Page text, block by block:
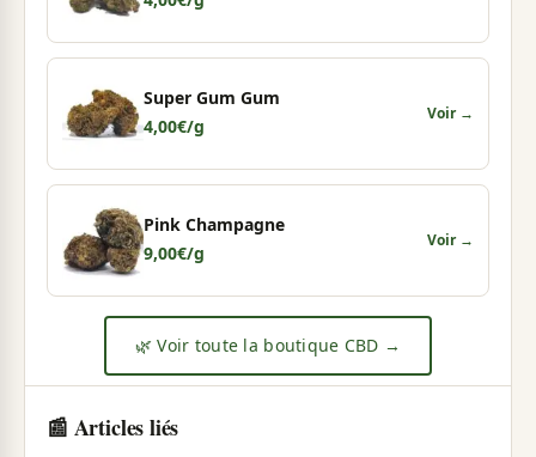
Super Gum Gum
4,00€/g
Voir →
Pink Champagne
9,00€/g
Voir →
🌿 Voir toute la boutique CBD →
📰 Articles liés